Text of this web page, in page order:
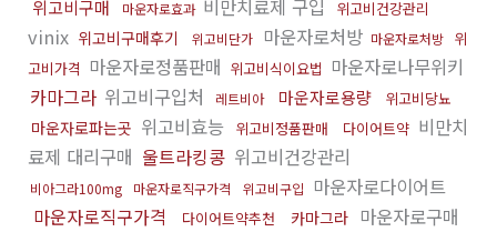
위고비구매 마운자로효과 비만치료제 구입 위고비건강관리
vinix 위고비구매후기 위고비단가 마운자로처방 마운자로처방 위
고비가격 마운자로정품판매 위고비식이요법 마운자로나무위키
카마그라 위고비구입처 레트비아 마운자로용량 위고비당뇨
마운자로파는곳 위고비효능 위고비정품판매 다이어트약 비만치
료제 대리구매 울트라킹콩 위고비건강관리
비아그라100mg 마운자로직구가격 위고비구입
마운자로다이어트
마운자로직구가격
다이어트약추천 카마그라 마운자로구매